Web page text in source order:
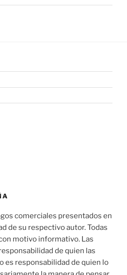
comerciales presentados en
de su respectivo autor. Todas
motivo informativo. Las
de quien las
es responsabilidad de quien lo